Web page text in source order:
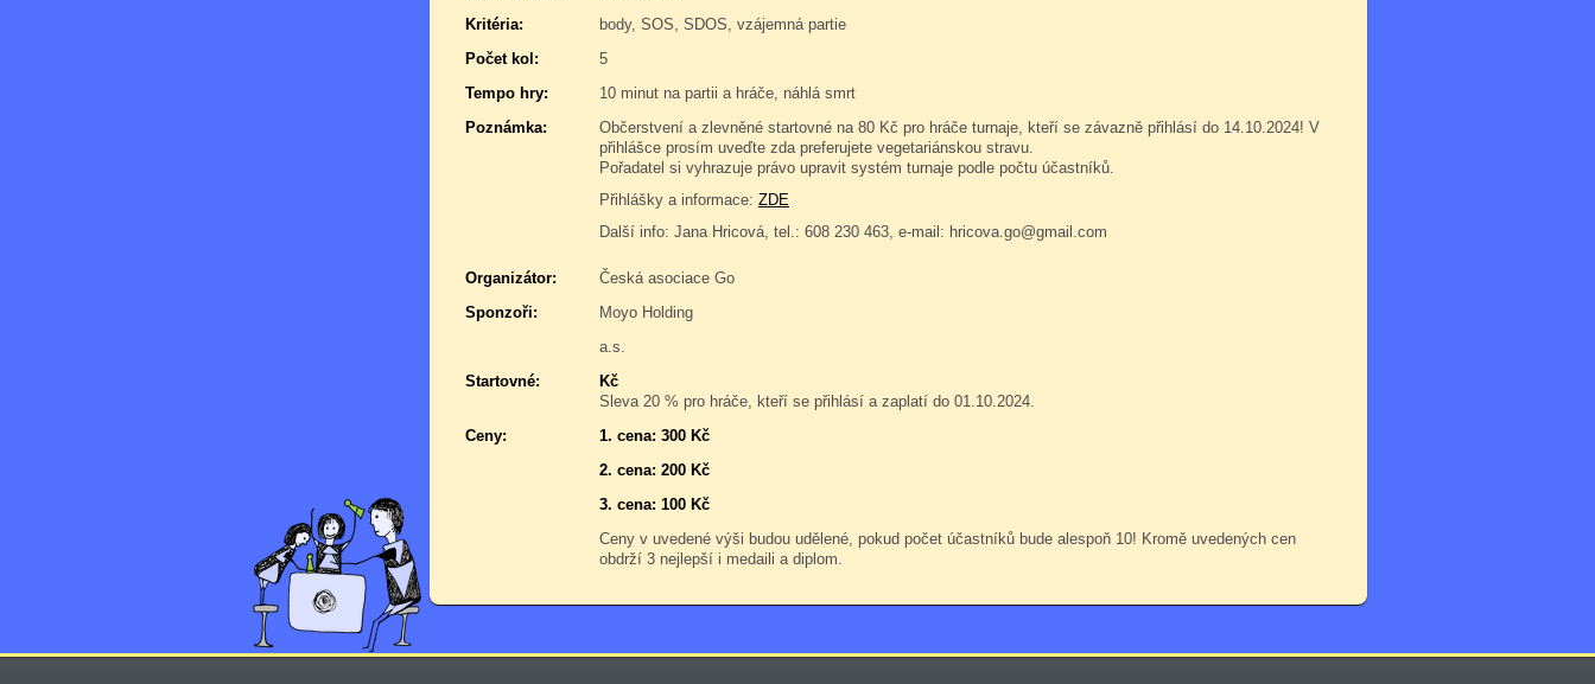
Kritéria:
body, SOS, SDOS, vzájemná partie
Počet kol:
5
Tempo hry:
10 minut na partii a hráče, náhlá smrt
Poznámka:
Občerstvení a zlevněné startovné na 80 Kč pro hráče turnaje, kteří se závazně přihlásí do 14.10.2024! V
přihlášce prosím uveďte zda preferujete vegetariánskou stravu.
Pořadatel si vyhrazuje právo upravit systém turnaje podle počtu účastníků.
Přihlášky a informace: ZDE
Další info: Jana Hricová, tel.: 608 230 463, e-mail: hricova.go@gmail.com
Organizátor:
Česká asociace Go
Sponzoři:
Moyo Holding
a.s.
Startovné:
Kč
Sleva 20 % pro hráče, kteří se přihlásí a zaplatí do 01.10.2024.
Ceny:
1. cena: 300 Kč
2. cena: 200 Kč
3. cena: 100 Kč
Ceny v uvedené výši budou udělené, pokud počet účastníků bude alespoň 10! Kromě uvedených cen
obdrží 3 nejlepší i medaili a diplom.